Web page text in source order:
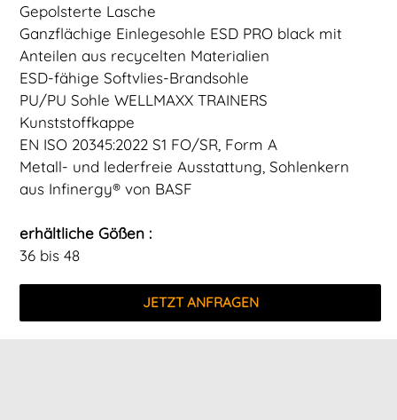
Gepolsterte Lasche
Ganzflächige Einlegesohle ESD PRO black mit
Anteilen aus recycelten Materialien
ESD-fähige Softvlies-Brandsohle
PU/PU Sohle WELLMAXX TRAINERS
Kunststoffkappe
EN ISO 20345:2022 S1 FO/SR, Form A
Metall- und lederfreie Ausstattung, Sohlenkern
aus Infinergy® von BASF
erhältliche Gößen :
36 bis 48
JETZT ANFRAGEN